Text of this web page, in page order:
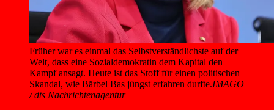
Früher war es einmal das Selbstverständlichste auf der
Welt, dass eine Sozialdemokratin dem Kapital den
Kampf ansagt. Heute ist das Stoff für einen politischen
Skandal, wie Bärbel Bas jüngst erfahren durfte.IMAGO
/ dts Nachrichtenagentur